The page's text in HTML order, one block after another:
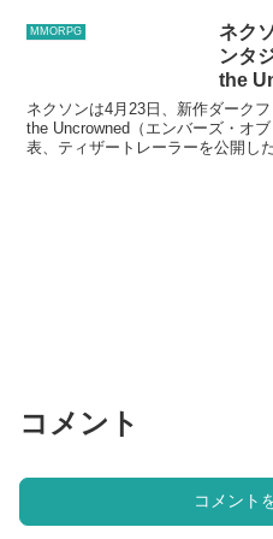
MMORPG
ネク
ンタ
the
ネクソンは4月23日、新作ダーク
the Uncrowned（エンバーズ・オ
表、ティザートレーラーを公開し
コメント
コメント